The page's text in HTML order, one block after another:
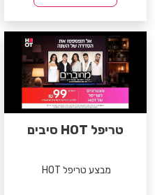
טריפל HOT סיבים
מבצע טריפל HOT